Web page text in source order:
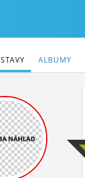
STAVY ALBUMY